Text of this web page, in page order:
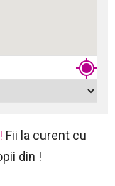
Fii la curent cu
din !